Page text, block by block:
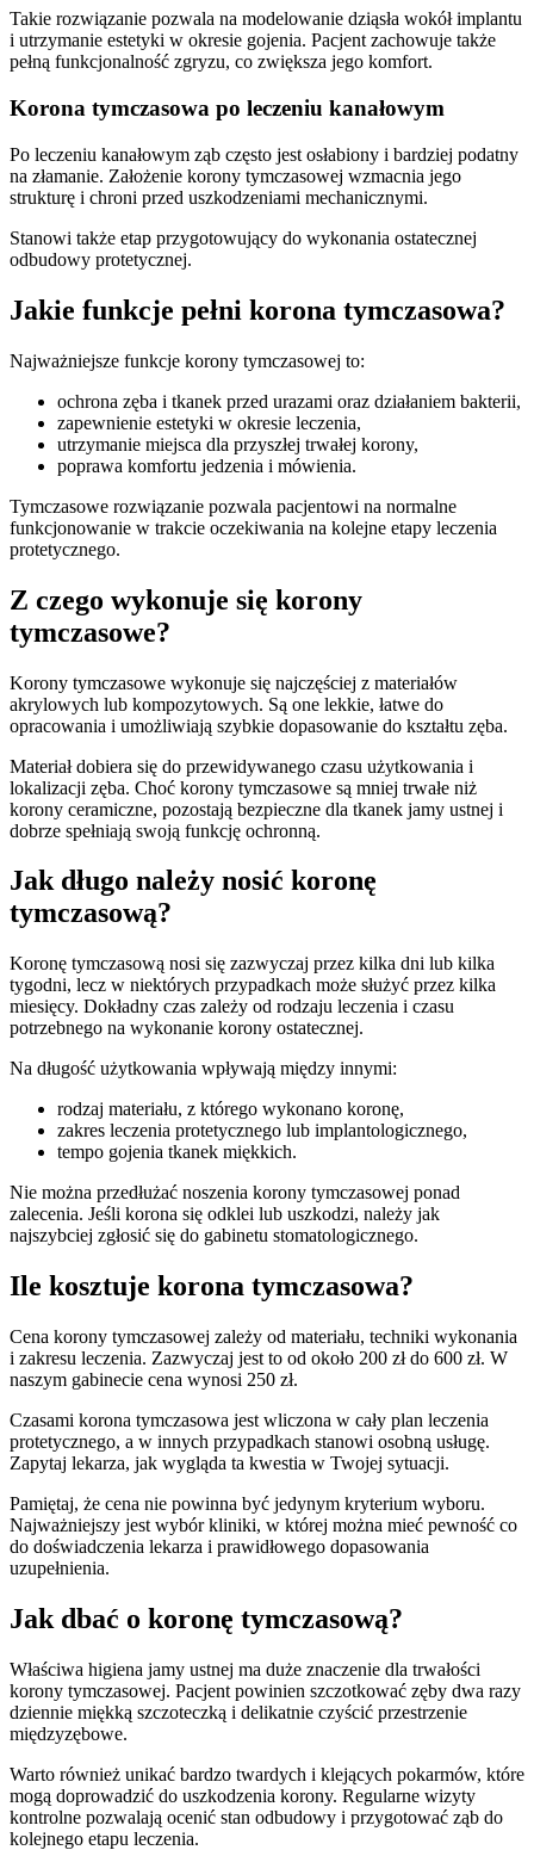
Takie rozwiązanie pozwala na modelowanie dziąsła wokół implantu
i utrzymanie estetyki w okresie gojenia. Pacjent zachowuje także
pełną funkcjonalność zgryzu, co zwiększa jego komfort.
Korona tymczasowa po leczeniu kanałowym
Po leczeniu kanałowym ząb często jest osłabiony i bardziej podatny
na złamanie. Założenie korony tymczasowej wzmacnia jego
strukturę i chroni przed uszkodzeniami mechanicznymi.
Stanowi także etap przygotowujący do wykonania ostatecznej
odbudowy protetycznej.
Jakie funkcje pełni korona tymczasowa?
Najważniejsze funkcje korony tymczasowej to:
ochrona zęba i tkanek przed urazami oraz działaniem bakterii,
zapewnienie estetyki w okresie leczenia,
utrzymanie miejsca dla przyszłej trwałej korony,
poprawa komfortu jedzenia i mówienia.
Tymczasowe rozwiązanie pozwala pacjentowi na normalne
funkcjonowanie w trakcie oczekiwania na kolejne etapy leczenia
protetycznego.
Z czego wykonuje się korony
tymczasowe?
Korony tymczasowe wykonuje się najczęściej z materiałów
akrylowych lub kompozytowych. Są one lekkie, łatwe do
opracowania i umożliwiają szybkie dopasowanie do kształtu zęba.
Materiał dobiera się do przewidywanego czasu użytkowania i
lokalizacji zęba. Choć korony tymczasowe są mniej trwałe niż
korony ceramiczne, pozostają bezpieczne dla tkanek jamy ustnej i
dobrze spełniają swoją funkcję ochronną.
Jak długo należy nosić koronę
tymczasową?
Koronę tymczasową nosi się zazwyczaj przez kilka dni lub kilka
tygodni, lecz w niektórych przypadkach może służyć przez kilka
miesięcy. Dokładny czas zależy od rodzaju leczenia i czasu
potrzebnego na wykonanie korony ostatecznej.
Na długość użytkowania wpływają między innymi:
rodzaj materiału, z którego wykonano koronę,
zakres leczenia protetycznego lub implantologicznego,
tempo gojenia tkanek miękkich.
Nie można przedłużać noszenia korony tymczasowej ponad
zalecenia. Jeśli korona się odklei lub uszkodzi, należy jak
najszybciej zgłosić się do gabinetu stomatologicznego.
Ile kosztuje korona tymczasowa?
Cena korony tymczasowej zależy od materiału, techniki wykonania
i zakresu leczenia. Zazwyczaj jest to od około 200 zł do 600 zł. W
naszym gabinecie cena wynosi 250 zł.
Czasami korona tymczasowa jest wliczona w cały plan leczenia
protetycznego, a w innych przypadkach stanowi osobną usługę.
Zapytaj lekarza, jak wygląda ta kwestia w Twojej sytuacji.
Pamiętaj, że cena nie powinna być jedynym kryterium wyboru.
Najważniejszy jest wybór kliniki, w której można mieć pewność co
do doświadczenia lekarza i prawidłowego dopasowania
uzupełnienia.
Jak dbać o koronę tymczasową?
Właściwa higiena jamy ustnej ma duże znaczenie dla trwałości
korony tymczasowej. Pacjent powinien szczotkować zęby dwa razy
dziennie miękką szczoteczką i delikatnie czyścić przestrzenie
międzyzębowe.
Warto również unikać bardzo twardych i klejących pokarmów, które
mogą doprowadzić do uszkodzenia korony. Regularne wizyty
kontrolne pozwalają ocenić stan odbudowy i przygotować ząb do
kolejnego etapu leczenia.